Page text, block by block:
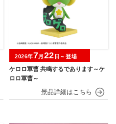
ケロロ軍曹 共鳴するであります～ケ
ロロ軍曹～
2026年7月 22 日～登場